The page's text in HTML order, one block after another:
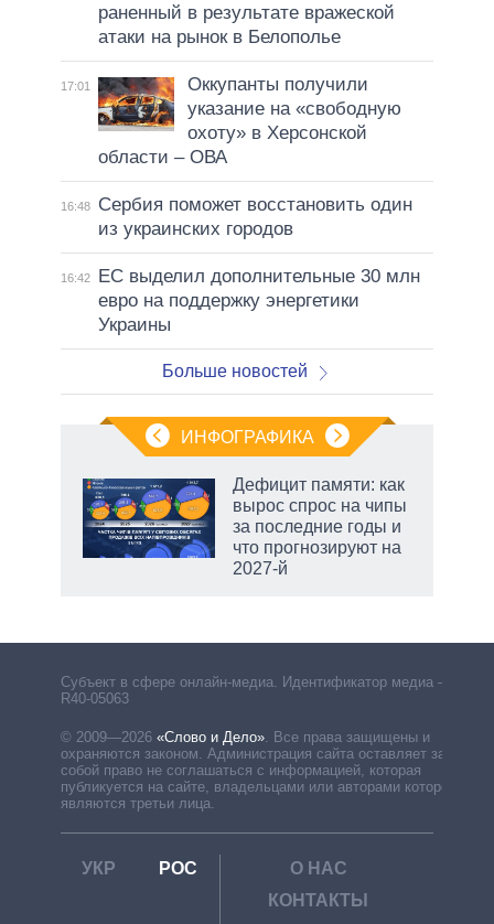
раненный в результате вражеской
атаки на рынок в Белополье
17:01
Оккупанты получили
указание на «свободную
охоту» в Херсонской
области – ОВА
16:48
Сербия поможет восстановить один
из украинских городов
16:42
ЕС выделил дополнительные 30 млн
евро на поддержку энергетики
Украины
Больше новостей
ИНФОГРАФИКА
Дефицит памяти: как
вырос спрос на чипы
за последние годы и
что прогнозируют на
2027-й
Субъект в сфере онлайн-медиа. Идентификатор медиа –
R40-05063
© 2009—2026 «Слово и Дело» Все права защищены и
охраняются законом. Администрация сайта оставляет за
собой право не соглашаться с информацией, которая
публикуется на сайте, владельцами или авторами которой
являются третьи лица.
УКР РОС
О НАС
КОНТАКТЫ